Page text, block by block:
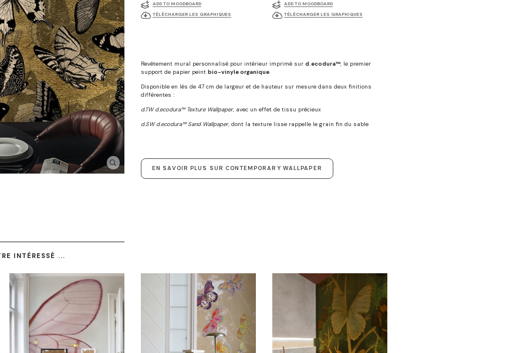
ADD TO MOODBOARD
TÉLÉCHARGER LES GRAPHIQUES
ADD TO MOODBOARD
TÉLÉCHARGER LES GRAPHIQUES
Revêtement mural personnalisé pour intérieur imprimé sur d.ecodura™, le premier
support de papier peint bio-vinyle organique.
Disponible en lés de 47 cm de largeur et de hauteur sur mesure dans deux finitions
différentes :
d.TW d.ecodura™ Texture Wallpaper, avec un effet de tissu précieux
d.SW d.ecodura™ Sand Wallpaper, dont la texture lisse rappelle le grain fin du sable
EN SAVOIR PLUS SUR CONTEMPORARY WALLPAPER
INTÉRESSÉ ...